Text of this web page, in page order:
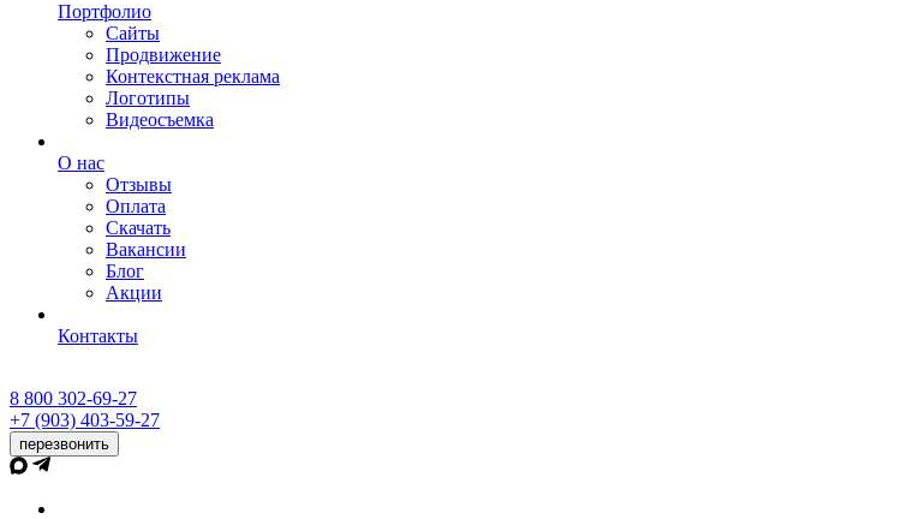
Портфолио
Сайты
Продвижение
Контекстная реклама
Логотипы
Видеосъемка
О нас
Отзывы
Оплата
Скачать
Вакансии
Блог
Акции
Контакты
8 800 302-69-27
+7 (903) 403-59-27
перезвонить